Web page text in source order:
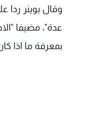
وقال بوينر
عدة"، مضيفا
بمعرفة ما اذا